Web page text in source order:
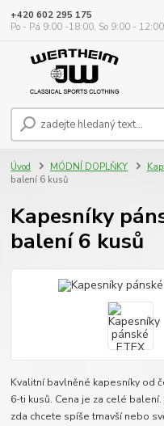
+420 602 295 175
Po - Pá 9:00 -18:00, So 9:00 - 12:00
Úvod MÓDNÍ DOPLŇKY
balení 6 kusů
Kapesníky
balení 6 kusů
Kvalitní bavlněné kapesníky od
6-ti kusů. Cena je za celé
zda chcete spíše tmavší nebo